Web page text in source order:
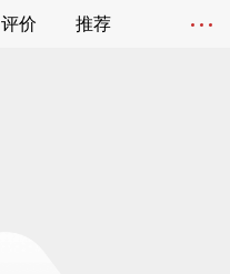
评价 推荐